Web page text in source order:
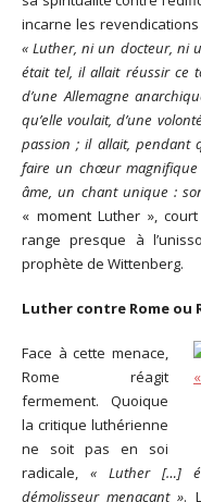
incarne les
« Luther, ni un docteur, ni
était tel, il allait réussir ce
d’une Allemagne
qu’elle voulait, d’une
passion ; il allait, pendant
faire un chœur magnifique
âme, un chant unique :
« moment Luther »,
range presque à
prophète de Wittenberg.
Luther contre Rome ou
Face à cette menace,
Rome réagit
fermement. Quoique
la critique luthérienne
ne soit pas en soi
radicale, « Luther […]
démolisseur menaçant ».